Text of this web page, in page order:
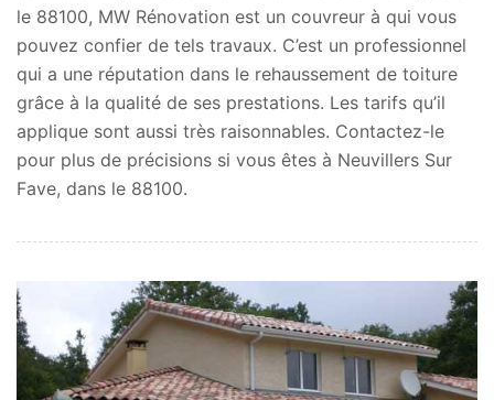
le 88100, MW Rénovation est un couvreur à qui vous
pouvez confier de tels travaux. C’est un professionnel
qui a une réputation dans le rehaussement de toiture
grâce à la qualité de ses prestations. Les tarifs qu’il
applique sont aussi très raisonnables. Contactez-le
pour plus de précisions si vous êtes à Neuvillers Sur
Fave, dans le 88100.